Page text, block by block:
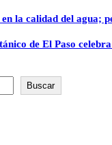
la calidad del agua;
de El Paso
Buscar